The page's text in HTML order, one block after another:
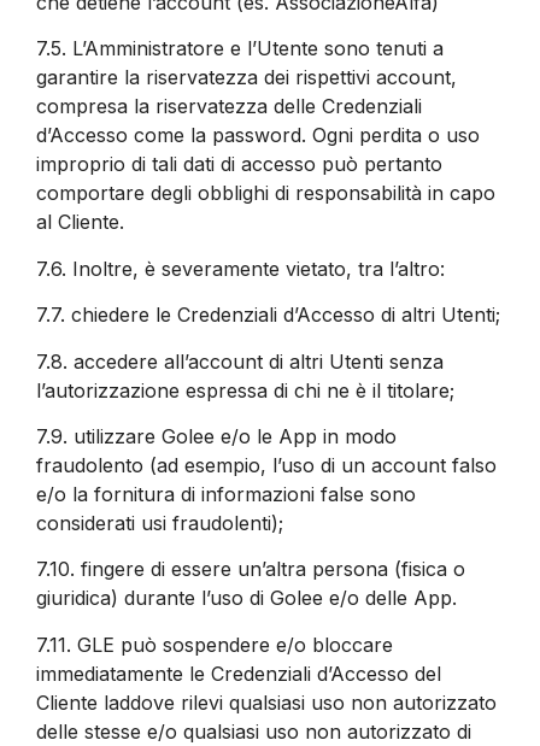
7.5. L’Amministratore e l’Utente sono tenuti a
garantire la riservatezza dei rispettivi account,
compresa la riservatezza delle Credenziali
d’Accesso come la password. Ogni perdita o uso
improprio di tali dati di accesso può pertanto
comportare degli obblighi di responsabilità in capo
al Cliente.
7.6. Inoltre, è severamente vietato, tra l’altro:
7.7. chiedere le Credenziali d’Accesso di altri Utenti;
7.8. accedere all’account di altri Utenti senza
l’autorizzazione espressa di chi ne è il titolare;
7.9. utilizzare Golee e/o le App in modo
fraudolento (ad esempio, l’uso di un account falso
e/o la fornitura di informazioni false sono
considerati usi fraudolenti);
7.10. fingere di essere un’altra persona (fisica o
giuridica) durante l’uso di Golee e/o delle App.
7.11. GLE può sospendere e/o bloccare
immediatamente le Credenziali d’Accesso del
Cliente laddove rilevi qualsiasi uso non autorizzato
delle stesse e/o qualsiasi uso non autorizzato di